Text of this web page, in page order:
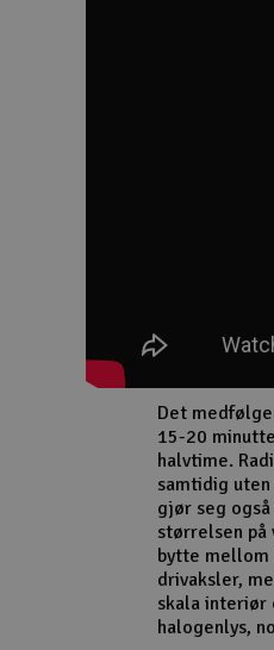
Det
15-20
halvtime.
samtidig
gjør seg
størrelsen på
bytte mellom
drivaksler,
skala interiør
halogenlys,